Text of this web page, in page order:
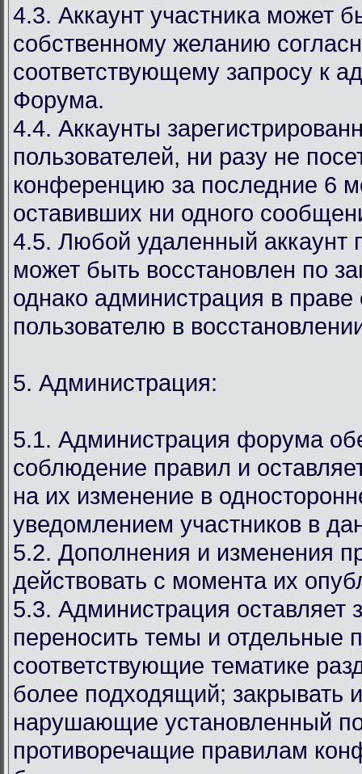
4.3. Аккаунт участника может
собственному желанию
соответствующему запросу к
Форума.
4.4. Аккаунты
пользователей, ни разу не
конференцию за последние 6
оставивших ни одного
4.5. Любой удаленный аккаунт
может быть восстановлен по
однако администрация в праве
пользователю в
5. Администрация:
5.1. Администрация форума
соблюдение правил и
на их изменение в
уведомлением участников в
5.2. Дополнения и изменения
действовать с момента их
5.3. Администрация оставляет
переносить темы и отдельные
соответствующие тематике
более подходящий; закрывать
нарушающие установленный
противоречащие правилам